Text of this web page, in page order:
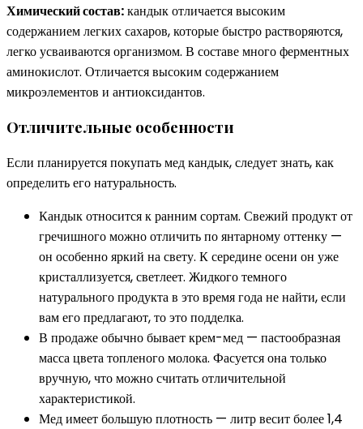
Химический состав:кандык отличается высоким
содержанием легких сахаров, которые быстро растворяются,
легко усваиваются организмом. В составе много ферментных
аминокислот. Отличается высоким содержанием
микроэлементов и антиоксидантов.
Отличительные особенности
Если планируется покупать мед кандык, следует знать, как
определить его натуральность.
Кандык относится к ранним сортам. Свежий продукт от
гречишного можно отличить по янтарному оттенку —
он особенно яркий на свету. К середине осени он уже
кристаллизуется, светлеет. Жидкого темного
натурального продукта в это время года не найти, если
вам его предлагают, то это подделка.
В продаже обычно бывает крем-мед — пастообразная
масса цвета топленого молока. Фасуется она только
вручную, что можно считать отличительной
характеристикой.
Мед имеет большую плотность — литр весит более 1,4